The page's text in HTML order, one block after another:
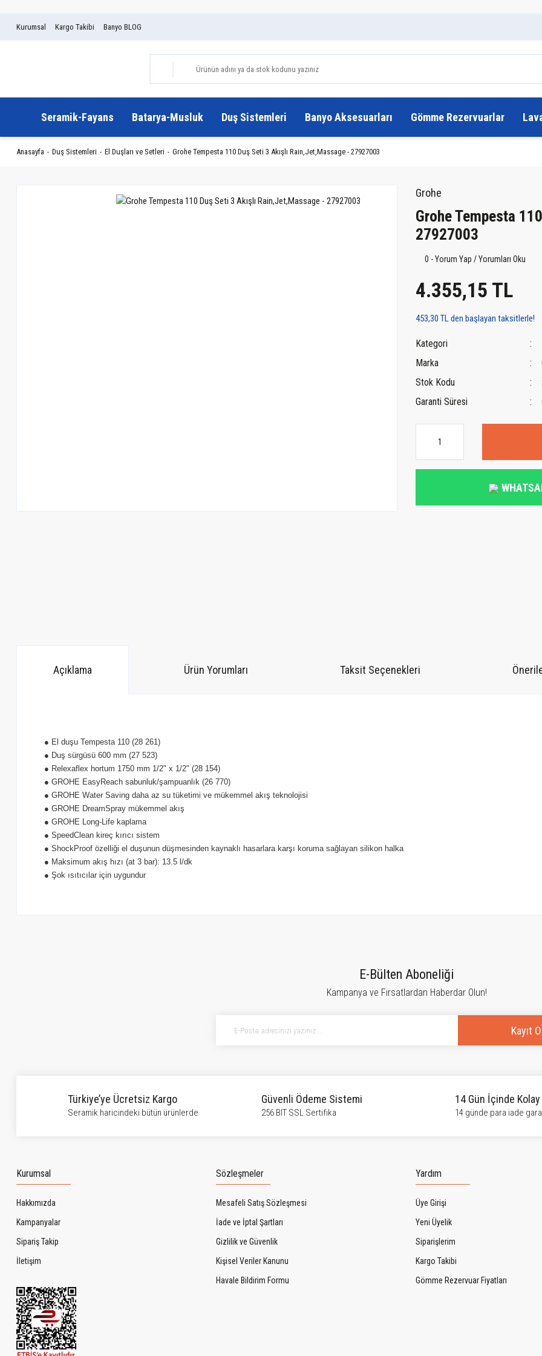
Kurumsal Kargo Takibi Banyo BLOG
Seramik-Fayans Batarya-Musluk Duş Sistemleri Banyo Aksesuarları Gömme Rezervuarlar
Anasayfa Duş Sistemleri El Duşları ve Setleri Grohe Tempesta 110 Duş Seti 3 Akışlı Rain,Jet,Massage - 27927003
Grohe
Grohe Tempesta
27927003
0 - Yorum Yap / Yorumları Oku
4.355,15 TL
453,30 TL den başlayan taksitlerle!
Kategori
Marka
Stok Kodu
Garanti Süresi
Açıklama Ürün Yorumları Taksit Seçenekleri
● El duşu Tempesta 110 (28 261)
● Duş sürgüsü 600 mm (27 523)
● Relexaflex hortum 1750 mm 1/2" x 1/2" (28 154)
● GROHE EasyReach sabunluk/şampuanlık (26 770)
● GROHE Water Saving daha az su tüketimi ve mükemmel akış teknolojisi
● GROHE DreamSpray mükemmel akış
● GROHE Long-Life kaplama
● SpeedClean kireç kırıcı sistem
● ShockProof özelliği el duşunun düşmesinden kaynaklı hasarlara karşı koruma sağlayan silikon halka
● Maksimum akış hızı (at 3 bar): 13.5 l/dk
● Şok ısıtıcılar için uygundur
Bu ürüne ilk yorumu siz yapın!
E-Bülten Aboneliği
Kampanya ve Fırsatlardan Haberdar Olun!
Kayıt
Türkiye’ye Ücretsiz Kargo
Seramik haricindeki bütün ürünlerde
Güvenli Ödeme Sistemi
256 BIT SSL Sertifika
14 Gün İçinde
14 günde para iade
Kurumsal
Hakkımızda
Kampanyalar
Sipariş Takip
İletişim
Sözleşmeler
Mesafeli Satış Sözleşmesi
İade ve İptal Şartları
Gizlilik ve Güvenlik
Kişisel Veriler Kanunu
Havale Bildirim Formu
Yardım
Üye Girişi
Yeni Üyelik
Siparişlerim
Kargo Takibi
Gömme Rezervuar Fiyatları